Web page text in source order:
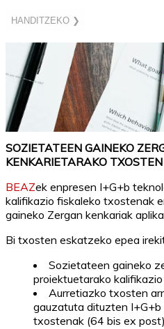
HANDITZEKO ❯
SOZIETATEEN GAINEKO
KENKARIETARAKO
BEAZek enpresen I+G+b
kalifikazio fiskaleko txostenak
gaineko Zergan kenkariak
Bi txosten eskatzeko epea
Sozietateen gaineko
proiektuetarako
Aurretiazko txosten
gauzatuta dituzten
txostenak (64 bis ex post)